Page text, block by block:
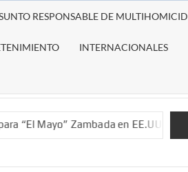
RESPONSABLE DE
INTERNACIONALES
Zambada en EE.UU.; ordenan